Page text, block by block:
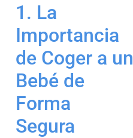
1. La
Importancia
de Coger a un
Bebé de
Forma
Segura